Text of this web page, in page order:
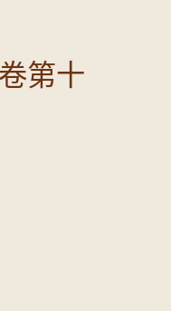
第十